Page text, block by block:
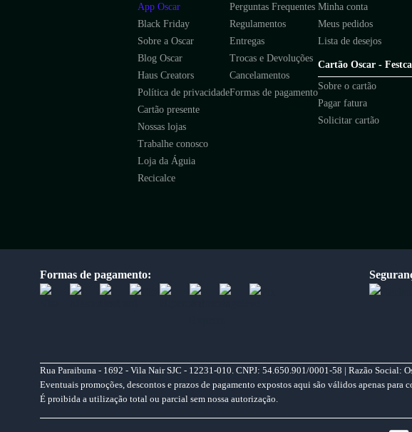
App Oscar
Black Friday
Sobre a Oscar
Blog Oscar
Haus Creators
Política de privacidade
Cartão presente
Nossas lojas
Trabalhe conosco
Loja da Águia
Recicalce
Perguntas Frequentes
Regulamentos
Entregas
Trocas e Devoluções
Cancelamentos
Formas de pagamento
Minha conta
Meus pedidos
Lista de desejos
Cartão Oscar -
Sobre o cartão
Pagar fatura
Solicitar cartão
Formas de pagamento:
Rua Paraibuna - 1692 - Vila Nair SJC - 12231-010. CNPJ: 54.650.901/0001-58 | Razão Social:
Eventuais promoções, descontos e prazos de pagamento expostos aqui são válidos apenas
É proibida a utilização total ou parcial sem nossa autorização.